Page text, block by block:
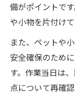
備がポイントで
や小物を片付け
また、ペットや
安全確保のため
す。作業当日は
点について再確